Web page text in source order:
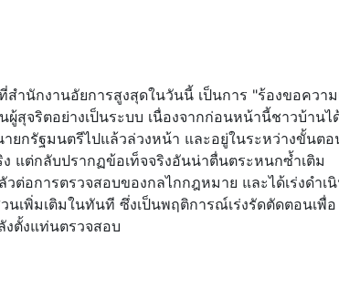
สำนักงานอัยการสูงสุดในวันนี้ เป็นการ "ร้องขอควา
สุจริตอย่างเป็นระบบ เนื่องจากก่อนหน้านี้ชาวบ้านไ
ยกรัฐมนตรีไปแล้วล่วงหน้า และอยู่ในระหว่างขั้นต
แต่กลับปรากฏข้อเท็จจริงอันน่าตื่นตระหนกซ้ำเติม
ต่อการตรวจสอบของกลไกกฎหมาย และได้เร่งดำเ
เพิ่มเติมในทันที ซึ่งเป็นพฤติการณ์เร่งรัดตัดตอนเพื่อ
ตั้งแท่นตรวจสอบ